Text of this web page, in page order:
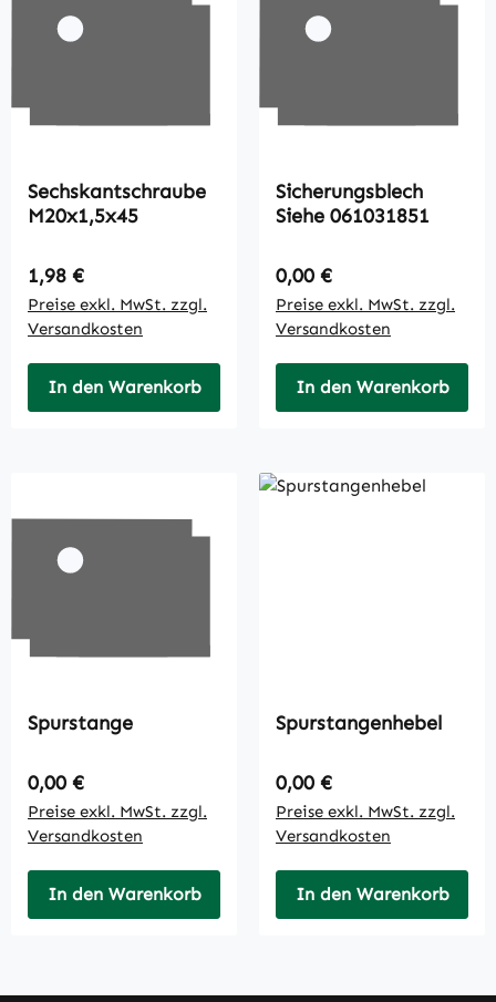
Sechskantschraube
M20x1,5x45
Regulärer Preis:
1,98 €
Preise exkl. MwSt. zzgl.
Versandkosten
In den Warenkorb
Sicherungsblech
Siehe 061031851
Regulärer Preis:
0,00 €
Preise exkl. MwSt. zzgl.
Versandkosten
In den Warenkorb
Spurstange
Regulärer Preis:
0,00 €
Preise exkl. MwSt. zzgl.
Versandkosten
In den Warenkorb
Spurstangenhebel
Regulärer Preis:
0,00 €
Preise exkl. MwSt. zzgl.
Versandkosten
In den Warenkorb